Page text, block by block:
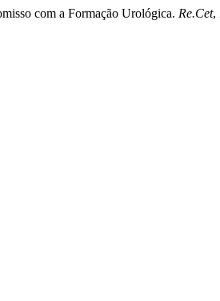
com a Formação Urológica. Re.Cet,